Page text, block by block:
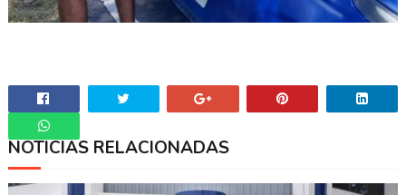
Whatsapp
NOTICIAS RELACIONADAS